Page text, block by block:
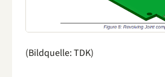
(Bildquelle: TDK)